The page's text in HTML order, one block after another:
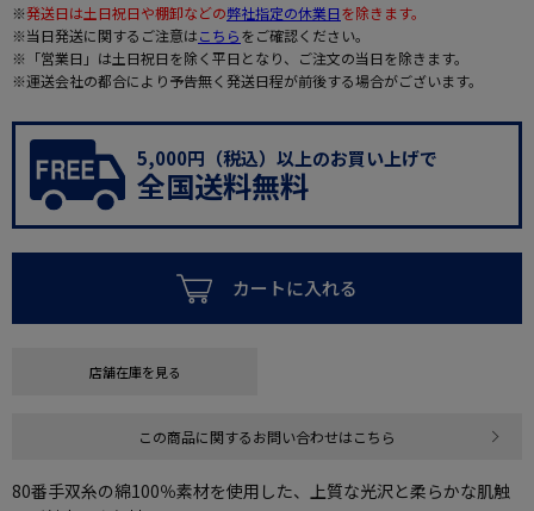
※発送日は土日祝日や棚卸などの弊社指定の休業日を除きます。
※当日発送に関するご注意はこちらをご確認ください。
※「営業日」は土日祝日を除く平日となり、ご注文の当日を除きます。
※運送会社の都合により予告無く発送日程が前後する場合がございます。
5,000円（税込）以上のお買い上げで
全国送料無料
カートに入れる
店舗在庫を見る
この商品に関するお問い合わせはこちら
80番手双糸の綿100％素材を使用した、上質な光沢と柔らかな肌触